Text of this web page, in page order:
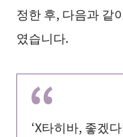
정한 후, 다음과 같
였습니다.
‘X타히바, 좋겠